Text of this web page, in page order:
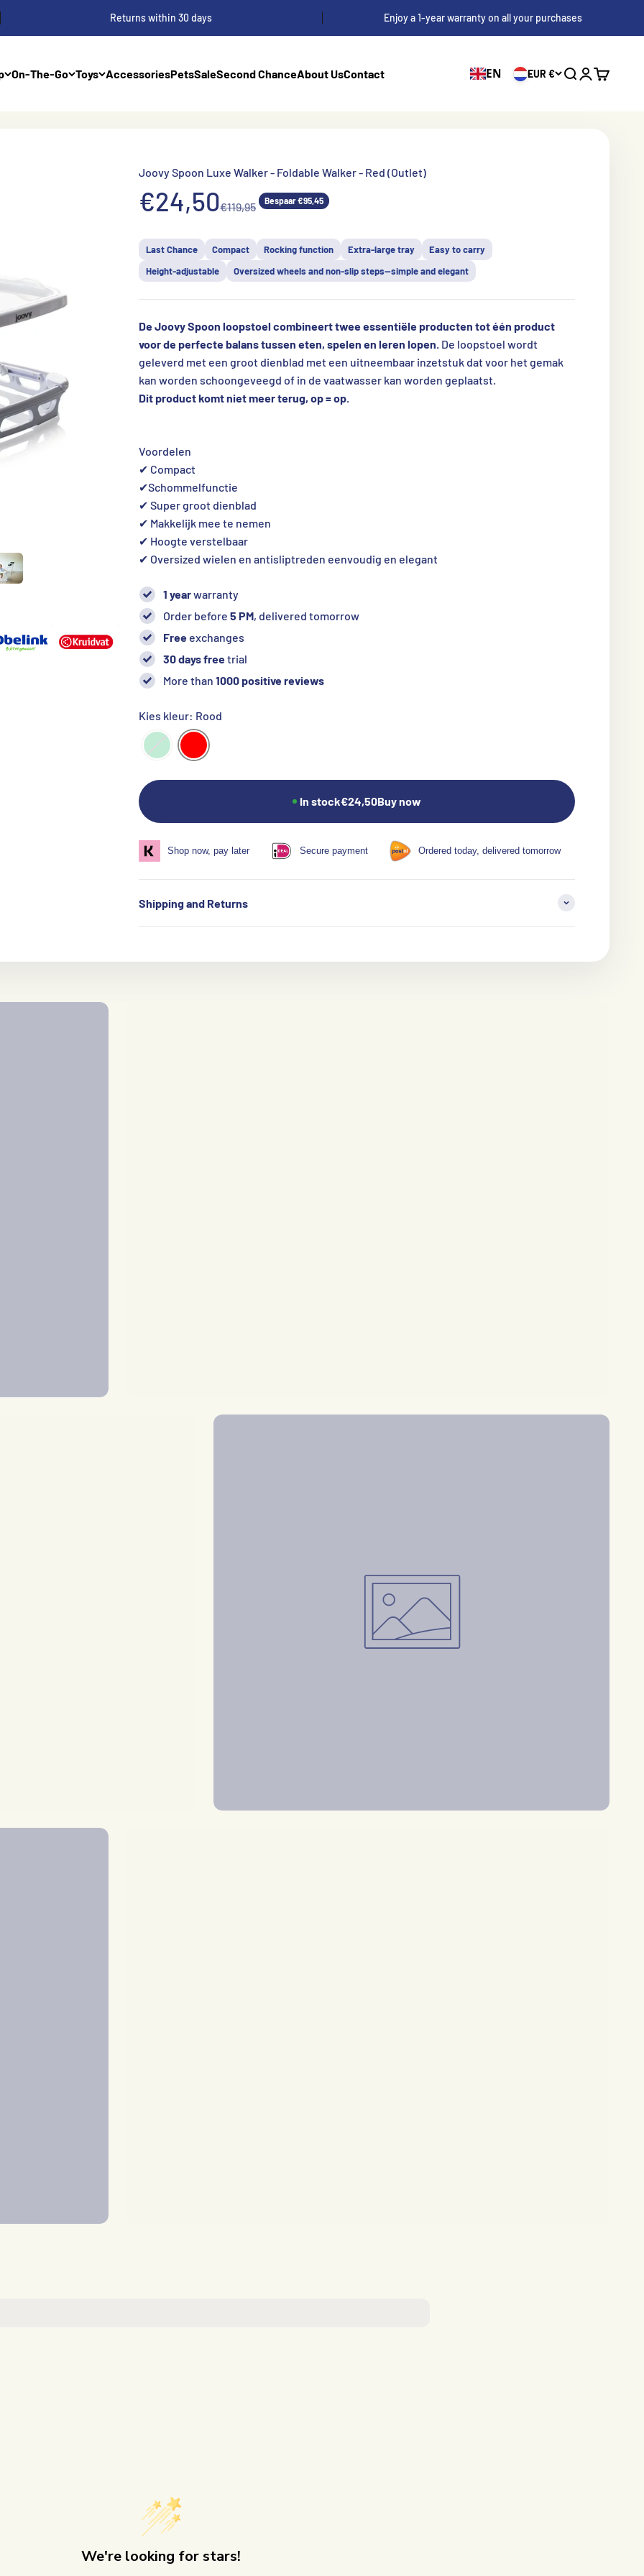
Returns within 30 days Enjoy a 1-year warranty on all your purchases
On-The-Go Toys AccessoriesPetsSaleSecond ChanceAbout UsContact EN EUR € SearchLog in
Joovy Spoon Luxe Walker - Foldable Walker - Red (Outlet)
Aanbiedingsprijs
€24,50Normale prijs
€119,95 Bespaar €95,45
Last Chance Compact Rocking function Extra-large tray
Easy to carry
Height-adjustable
Oversized wheels and non-slip steps—simple and elegant
De Joovy Spoon loopstoel combineert twee essentiële producten tot één product
voor de perfecte balans tussen eten, spelen en leren lopen.De loopstoel wordt
geleverd met een groot dienblad met een uitneembaar inzetstuk dat voor het gemak
kan worden schoongeveegd of in de vaatwasser kan worden geplaatst.
Dit product komt niet meer terug, op = op.
Voordelen
✔ Compact
✔Schommelfunctie
✔ Super groot dienblad
✔ Makkelijk mee te nemen
✔ Hoogte verstelbaar
✔ Oversized wielen en antisliptreden eenvoudig en elegant
1 yearwarranty
Order before 5 PM, delivered tomorrow
Free exchanges
30 days freetrial
More than 1000 positive reviews
Kies kleur: Rood
In stock€24,50Buy now
Shop now, pay later Secure payment Ordered today, delivered tomorrow
Shipping and Returns
We're looking for stars!